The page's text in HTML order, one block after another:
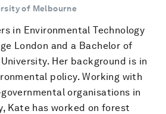
of Melbourne
in Environmental Technology
London and a Bachelor of
Her background is in
policy. Working with
organisations in
Kate has worked on forest